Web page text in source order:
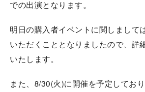
での出演となります。
明日の購入者イベントに関しまして
いただくこととなりましたので、詳
いたします。
また、8/30(火)に開催を予定してお